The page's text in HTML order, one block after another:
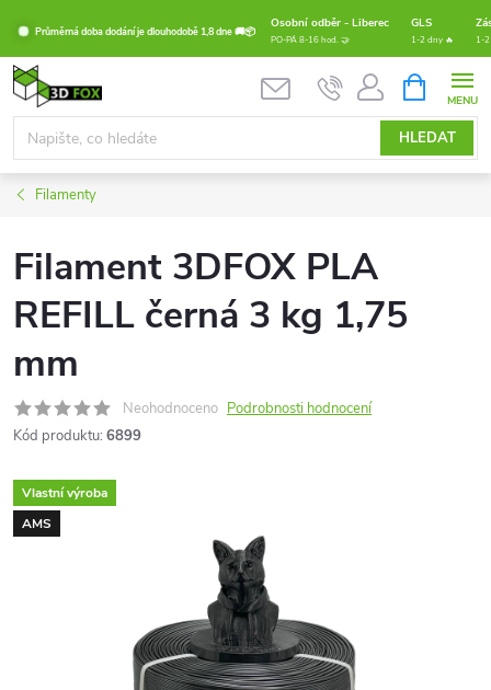
obsah
Průměrná doba dodání je dlouhodobě 1,8 dne 🚚📦
Osobní odběr - Liberec GLS
PO-PÁ 8-16 hod. 🤝 1-2 dny 🔥 1-
HLEDAT
NÁKUPNÍ
KOŠÍK
Filamenty
Filament 3DFOX PLA
REFILL černá 3 kg 1,75
mm
Neohodnoceno Podrobnosti hodnocení
Kód produktu: 6899
Vlastní výroba
AMS